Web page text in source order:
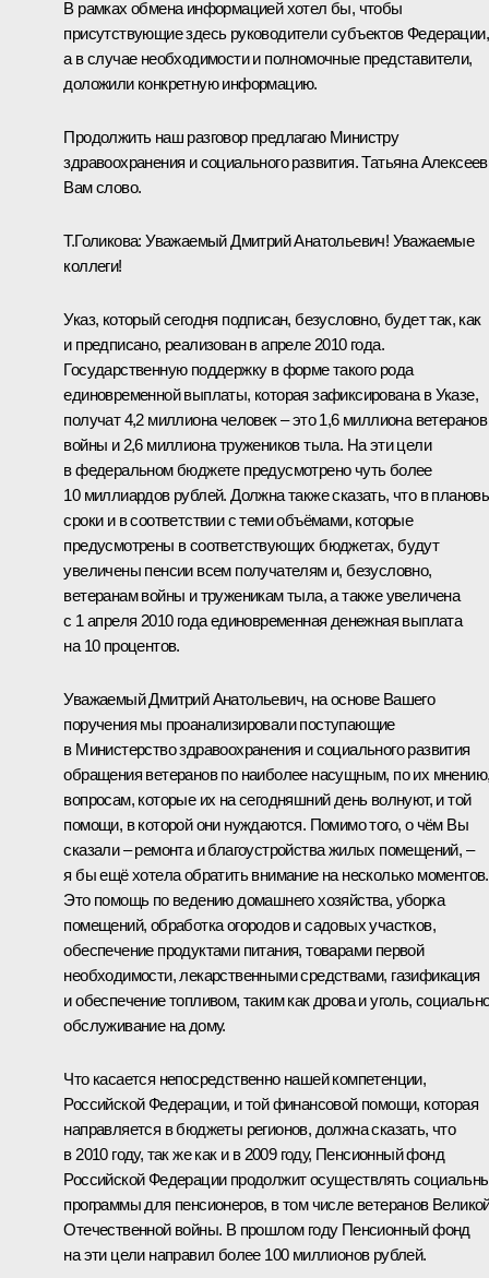
В рамках обмена информацией хотел бы, чтобы
присутствующие здесь руководители субъектов Федерации,
а в случае необходимости и полномочные представители,
доложили конкретную информацию.
Продолжить наш разговор предлагаю Министру
здравоохранения и социального развития. Татьяна
Вам слово.
Т.Голикова: Уважаемый Дмитрий Анатольевич! Уважаемые
коллеги!
Указ, который сегодня подписан, безусловно, будет так, как
и предписано, реализован в апреле 2010 года.
Государственную поддержку в форме такого рода
единовременной выплаты, которая зафиксирована в Указе,
получат 4,2 миллиона человек – это 1,6 миллиона ветеранов
войны и 2,6 миллиона тружеников тыла. На эти цели
в федеральном бюджете предусмотрено чуть более
10 миллиардов рублей. Должна также сказать, что в
сроки и в соответствии с теми объёмами, которые
предусмотрены в соответствующих бюджетах, будут
увеличены пенсии всем получателям и, безусловно,
ветеранам войны и труженикам тыла, а также увеличена
с 1 апреля 2010 года единовременная денежная выплата
на 10 процентов.
Уважаемый Дмитрий Анатольевич, на основе Вашего
поручения мы проанализировали поступающие
в Министерство здравоохранения и социального развития
обращения ветеранов по наиболее насущным, по их
вопросам, которые их на сегодняшний день волнуют, и той
помощи, в которой они нуждаются. Помимо того, о чём Вы
сказали – ремонта и благоустройства жилых помещений, –
я бы ещё хотела обратить внимание на несколько моментов.
Это помощь по ведению домашнего хозяйства, уборка
помещений, обработка огородов и садовых участков,
обеспечение продуктами питания, товарами первой
необходимости, лекарственными средствами, газификация
и обеспечение топливом, таким как дрова и уголь,
обслуживание на дому.
Что касается непосредственно нашей компетенции,
Российской Федерации, и той финансовой помощи, которая
направляется в бюджеты регионов, должна сказать, что
в 2010 году, так же как и в 2009 году, Пенсионный фонд
Российской Федерации продолжит осуществлять
программы для пенсионеров, в том числе ветеранов
Отечественной войны. В прошлом году Пенсионный фонд
на эти цели направил более 100 миллионов рублей.